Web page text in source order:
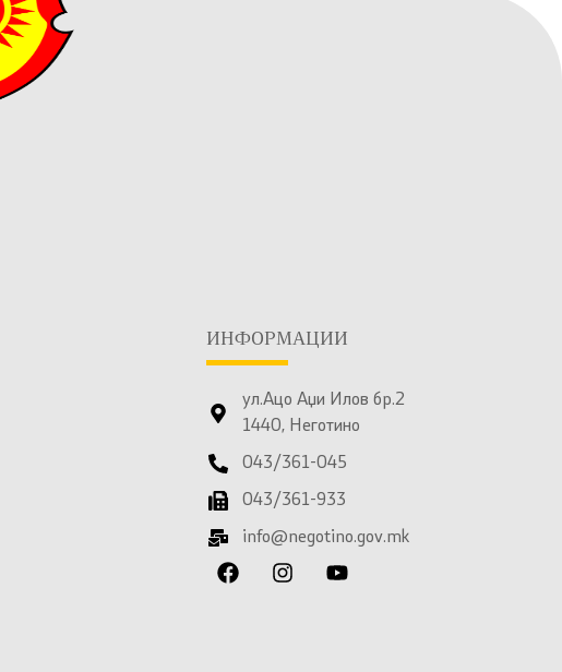
ИНФОРМАЦИИ
ул.Ацо Аџи Илов бр.2
1440, Неготино
043/361-045
043/361-933
info@negotino.gov.mk